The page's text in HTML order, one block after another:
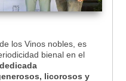
los Vinos nobles, es
bienal en el
licorosos y